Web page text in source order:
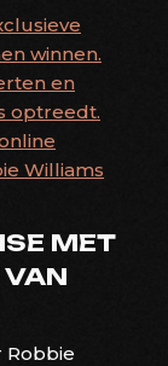
winnen.
en
optreedt.
Williams
MET
VAN
Robbie